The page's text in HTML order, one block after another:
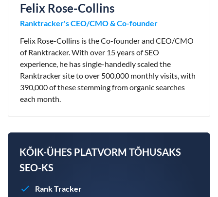
Felix Rose-Collins
Ranktracker's CEO/CMO & Co-founder
Felix Rose-Collins is the Co-founder and CEO/CMO
of Ranktracker. With over 15 years of SEO
experience, he has single-handedly scaled the
Ranktracker site to over 500,000 monthly visits, with
390,000 of these stemming from organic searches
each month.
KÕIK-ÜHES PLATVORM TÕHUSAKS
SEO-KS
Rank Tracker